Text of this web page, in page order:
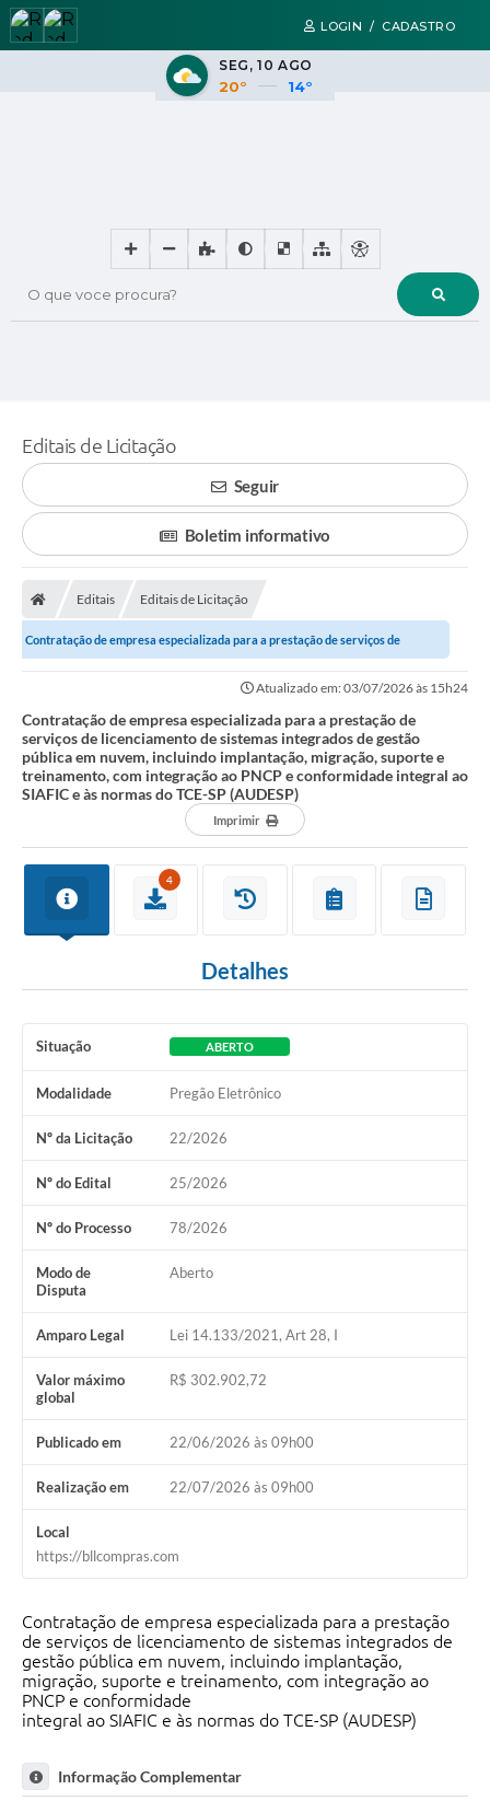
LOGIN / CADASTRO
O que voce procura?
SEG 10 AGO
20° 14°
Editais de Licitação
Seguir
Boletim informativo
Editais Editais de Licitação
Contratação de empresa especializada para a prestação de serviços de
licenciamento de sistemas integrados de...
Atualizado em: 03/07/2026 às 15h24
Contratação de empresa especializada para a prestação de
serviços de licenciamento de sistemas integrados de gestão
pública em nuvem, incluindo implantação, migração, suporte e
treinamento, com integração ao PNCP e conformidade integral ao
SIAFIC e às normas do TCE-SP (AUDESP)
Imprimir
4
Detalhes
Situação ABERTO
Modalidade Pregão Eletrônico
Nº da Licitação 22/2026
Nº do Edital 25/2026
Nº do Processo 78/2026
Modo de
Disputa
Aberto
Amparo Legal Lei 14.133/2021, Art 28, I
Valor máximo
global
R$ 302.902,72
Publicado em 22/06/2026 às 09h00
Realização em 22/07/2026 às 09h00
Local
https://bllcompras.com
Contratação de empresa especializada para a prestação
de serviços de licenciamento de sistemas integrados de
gestão pública em nuvem, incluindo implantação,
migração, suporte e treinamento, com integração ao
PNCP e conformidade
integral ao SIAFIC e às normas do TCE-SP (AUDESP)
Informação Complementar